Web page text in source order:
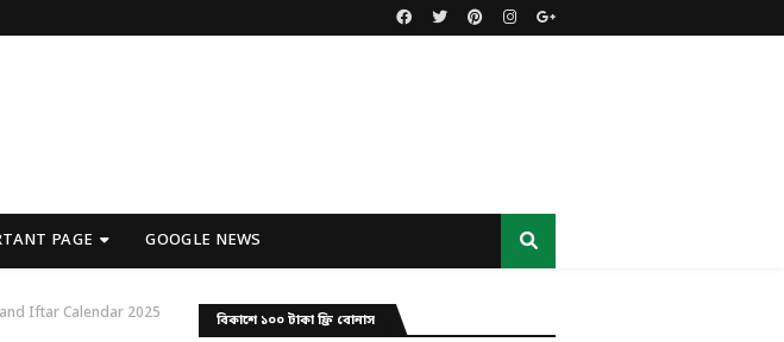
PAGE GOOGLE NEWS
Iftar Calendar 2025 বিকাশে ১০০ টাকা ফ্রি বোনাস